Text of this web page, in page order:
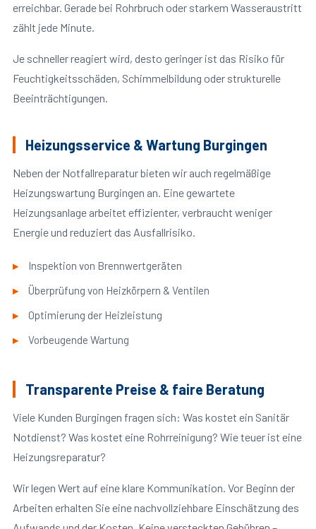
erreichbar. Gerade bei Rohrbruch oder starkem Wasseraustritt
zählt jede Minute.
Je schneller reagiert wird, desto geringer ist das Risiko für
Feuchtigkeitsschäden, Schimmelbildung oder strukturelle
Beeinträchtigungen.
Heizungsservice & Wartung Burgingen
Neben der Notfallreparatur bieten wir auch regelmäßige
Heizungswartung Burgingen an. Eine gewartete
Heizungsanlage arbeitet effizienter, verbraucht weniger
Energie und reduziert das Ausfallrisiko.
Inspektion von Brennwertgeräten
Überprüfung von Heizkörpern & Ventilen
Optimierung der Heizleistung
Vorbeugende Wartung
Transparente Preise & faire Beratung
Viele Kunden Burgingen fragen sich: Was kostet ein Sanitär
Notdienst? Was kostet eine Rohrreinigung? Wie teuer ist eine
Heizungsreparatur?
Wir legen Wert auf eine klare Kommunikation. Vor Beginn der
Arbeiten erhalten Sie eine nachvollziehbare Einschätzung des